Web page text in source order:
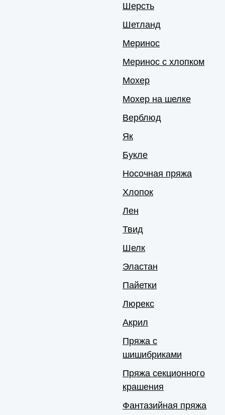
Шерсть
Шетланд
Меринос
Меринос с хлопком
Мохер
Мохер на шелке
Верблюд
Як
Букле
Носочная пряжа
Хлопок
Лен
Твид
Шелк
Эластан
Пайетки
Люрекс
Акрил
Пряжа с
шишибриками
Пряжа секционного
крашения
Фантазийная пряжа